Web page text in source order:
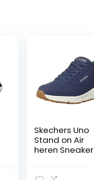
Skechers Uno
Stand on Air
heren Sneaker